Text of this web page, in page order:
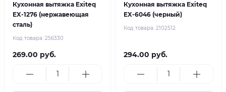
Кухонная вытяжка Exiteq
EX-1276 (нержавеющая
сталь)
Код товара: 256330
269.00 руб.
Кухонная вытяжка Exiteq
EX-6046 (черный)
Код товара: 2102512
294.00 руб.